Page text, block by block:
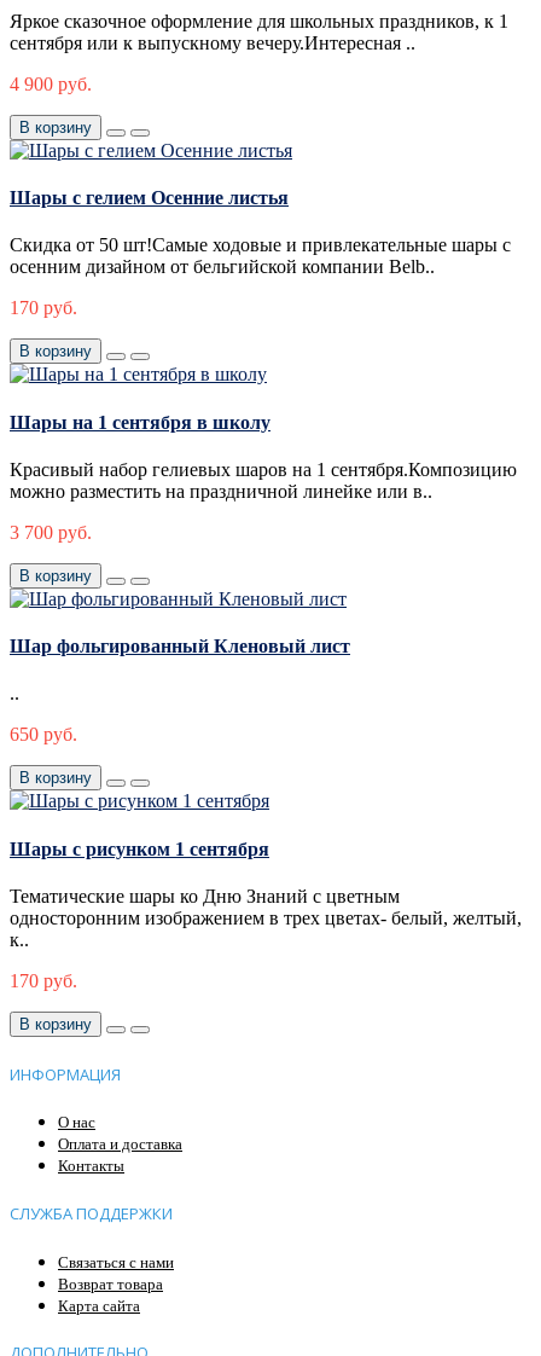
Яркое сказочное оформление для школьных праздников, к 1
сентября или к выпускному вечеру.Интересная ..
4 900 руб.
В корзину
Шары с гелием Осенние листья
Скидка от 50 шт!Самые ходовые и привлекательные шары с
осенним дизайном от бельгийской компании Belb..
170 руб.
В корзину
Шары на 1 сентября в школу
Красивый набор гелиевых шаров на 1 сентября.Композицию
можно разместить на праздничной линейке или в..
3 700 руб.
В корзину
Шар фольгированный Кленовый лист
..
650 руб.
В корзину
Шары с рисунком 1 сентября
Тематические шары ко Дню Знаний с цветным
односторонним изображением в трех цветах- белый, желтый,
к..
170 руб.
В корзину
ИНФОРМАЦИЯ
О нас
Оплата и доставка
Контакты
СЛУЖБА ПОДДЕРЖКИ
Связаться с нами
Возврат товара
Карта сайта